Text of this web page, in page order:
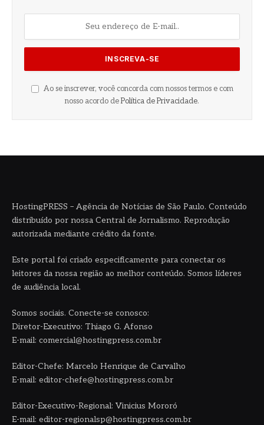
Ao se inscrever, você concorda com nossos termos e com
nosso acordo de Política de Privacidade.
HostingPRESS – Agência de Notícias de São Paulo. Conteúdo
distribuído por nossa Central de Jornalismo. Reprodução
autorizada mediante crédito da fonte.
Este portal foi criado especificamente para conectar os
leitores da nossa região ao melhor conteúdo. Somos líderes
de audiência local.
Somos sociais. Conecte-se conosco:
Diretor-Executivo: Thiago G. Afonso
E-mail: comercial@hostingpress.com.br
Editor-Chefe: Marcelo Henrique de Carvalho
E-mail: editor-chefe@hostingpress.com.br
Editor-Executivo-Regional: Vinicius Mororó
E-mail: editor-regionalsp@hostingpress.com.br